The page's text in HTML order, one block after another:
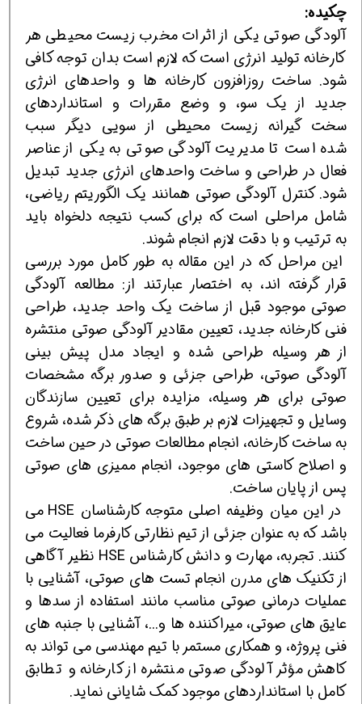
چکیده:
آلودگی صوتی یکی از اثرات مخرب زیست محیطی هر
کارخانه تولید انرژی است که لازم است بدان توجه کافی
شود. ساخت روزافزون کارخانه ها و واحدهای انرژی
جدید از یک سو، و وضع مقررات و استانداردهای
سخت گیرانه زیست محیطی از سویی دیگر سبب
شده است تا مدیریت آلودگی صوتی به یکی از عناصر
فعال در طراحی و ساخت واحدهای انرژی جدید تبدیل
شود. کنترل آلودگی صوتی همانند یک الگوریتم ریاضی،
شامل مراحلی است که برای کسب نتیجه دلخواه باید
به ترتیب و با دقت لازم انجام شوند.
این مراحل که در این مقاله به طور کامل مورد بررسی
قرار گرفته اند، به اختصار عبارتند از: مطالعه آلودگی
صوتی موجود قبل از ساخت یک واحد جدید، طراحی
فنی کارخانه جدید، تعیین مقادیر آلودگی صوتی منتشره
از هر وسیله طراحی شده و ایجاد مدل پیش بینی
آلودگی صوتی، طراحی جزئی و صدور برگه مشخصات
صوتی برای هر وسیله، مزایده برای تعیین سازندگان
وسایل و تجهیزات لازم بر طبق برگه های ذکر شده، شروع
به ساخت کارخانه، انجام مطالعات صوتی در حین ساخت
و اصلاح کاستی های موجود، انجام ممیزی های صوتی
پس از پایان ساخت.
در این میان وظیفه اصلی متوجه کارشناسان HSE می
باشد که به عنوان جزئی از تیم نظارتی کارفرما فعالیت می
کنند. تجربه، مهارت و دانش کارشناس HSE نظیر آگاهی
از تکنیک های مدرن انجام تست های صوتی، آشنایی با
عملیات درمانی صوتی مناسب مانند استفاده از سدها و
عایق های صوتی، میراکننده ها و...، آشنایی با جنبه های
فنی پروژه، و همکاری مستمر با تیم مهندسی می تواند به
کاهش مؤثر آلودگی صوتی منتشره از کارخانه و تطابق
کامل با استانداردهای موجود کمک شایانی نماید.